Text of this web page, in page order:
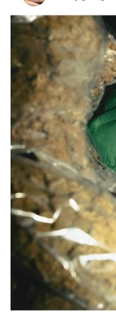
PRIVACY
Privacy
policy
Cookie
policy